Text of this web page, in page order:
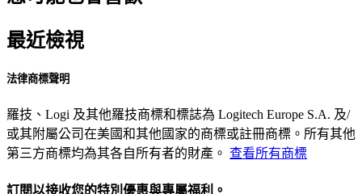
最近檢視
法律商標聲明
羅技、Logi 及其他羅技商標和標誌為 Logitech Europe S.A. 及/
或其附屬公司在美國和其他國家的商標或註冊商標。所有其他
第三方商標均為其各自所有者的財產。 查看所有商標
訂閱以接收您的特別優惠與專屬福利。